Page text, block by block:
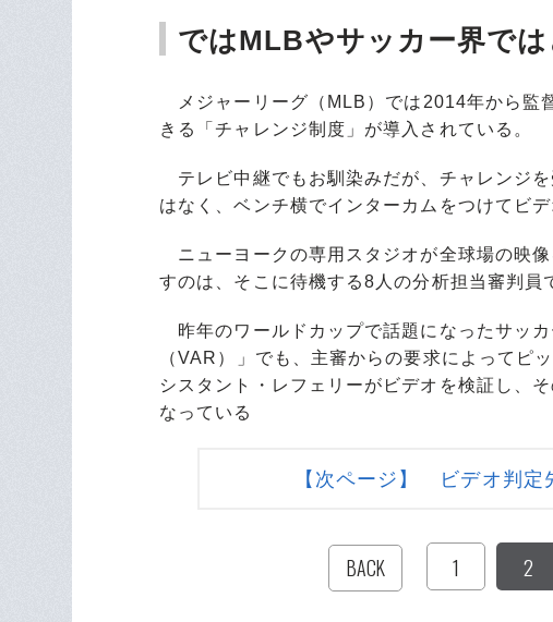
ではMLBやサッカー界では
メジャーリーグ（MLB）では2014年から監
きる「チャレンジ制度」が導入されている。
テレビ中継でもお馴染みだが、チャレンジ
はなく、ベンチ横でインターカムをつけてビ
ニューヨークの専用スタジオが全球場の映
すのは、そこに待機する8人の分析担当審判員
昨年のワールドカップで話題になったサッ
（VAR）」でも、主審からの要求によってピ
シスタント・レフェリーがビデオを検証し、
なっている
【次ページ】 ビデオ判定
BACK 1 2